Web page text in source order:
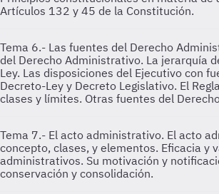
Artículos 132 y 45 de la Constitución.
Tema 6.- Las fuentes del Derecho
del Derecho Administrativo. La jerarquía
Ley. Las disposiciones del Ejecutivo con
Decreto-Ley y Decreto Legislativo. El
clases y límites. Otras fuentes del
Tema 7.- El acto administrativo. El acto
concepto, clases, y elementos. Eficacia y
administrativos. Su motivación y
conservación y consolidación.